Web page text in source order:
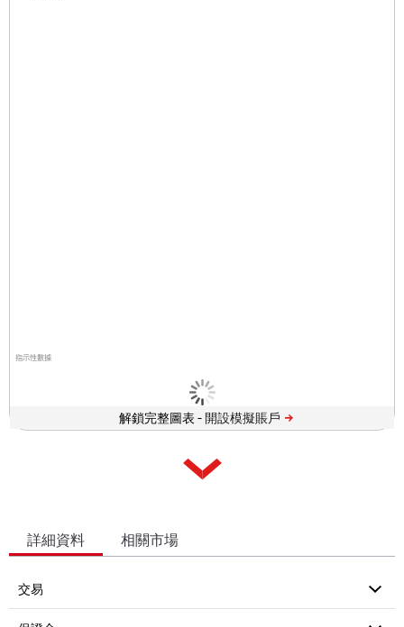
指示性數據
解鎖完整圖表 -
詳細資料 相關市場